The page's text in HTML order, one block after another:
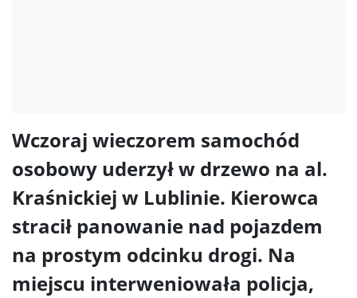
Wczoraj wieczorem samochód
osobowy uderzył w drzewo na al.
Kraśnickiej w Lublinie. Kierowca
stracił panowanie nad pojazdem
na prostym odcinku drogi. Na
miejscu interweniowała policja,